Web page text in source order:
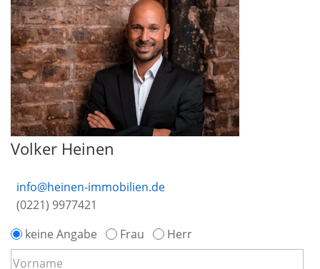
Volker Heinen
info@heinen-immobilien.de
(0221) 9977421
keine Angabe
Frau Herr